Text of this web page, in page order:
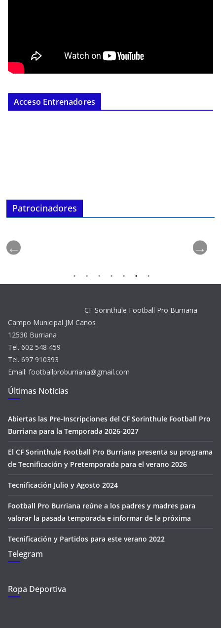
Acceso Entrenadores
Patrocinadores
CF Sorinthule Football Pro Burriana
Campo Municipal JM Canos
12530 Burriana
Tel. 602 548 459
Tel. 697 910393
Email: footballproburriana@gmail.com
Últimas Noticias
Abiertas las Pre-Inscripciones del CF Sorinthule Football Pro
Burriana para la Temporada 2026-2027
El CF Sorinthule Football Pro Burriana presenta su programa
de Tecnificación y Pretemporada para el verano 2026
Tecnificación Julio y Agosto 2024
Football Pro Burriana reúne a los padres y madres para
valorar la pasada temporada e informar de la próxima
Tecnificación y Partidos para este verano 2022
Telegram
Ropa Deportiva